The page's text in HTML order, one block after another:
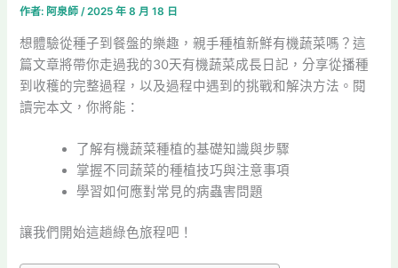
作者: 阿泉師/2025 年 8 月 18 日
想體驗從種子到餐盤的樂趣，親手種植新鮮有機蔬菜嗎？這
篇文章將帶你走過我的30天有機蔬菜成長日記，分享從播種
到收穫的完整過程，以及過程中遇到的挑戰和解決方法。閱
讀完本文，你將能：
了解有機蔬菜種植的基礎知識與步驟
掌握不同蔬菜的種植技巧與注意事項
學習如何應對常見的病蟲害問題
讓我們開始這趟綠色旅程吧！